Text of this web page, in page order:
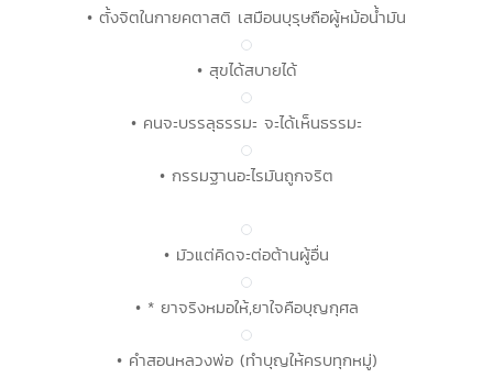
• ตั้งจิตในกายคตาสติ เสมือนบุรุษถือผู้หม้อน้ำมัน
• สุขได้สบายได้
• คนจะบรรลุธรรมะ จะได้เห็นธรรมะ
• กรรมฐานอะไรมันถูกจริต
• มัวแต่คิดจะต่อต้านผู้อื่น
• * ยาจริงหมอให้,ยาใจคือบุญกุศล
• คำสอนหลวงพ่อ (ทำบุญให้ครบทุกหมู่)